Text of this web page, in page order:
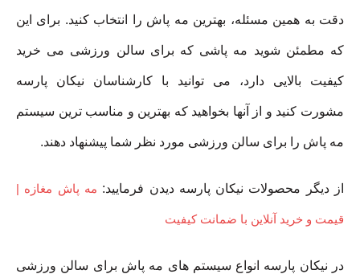
دقت به همین مسئله، بهترین مه پاش را انتخاب کنید. برای این
که مطمئن شوید مه پاشی که برای سالن ورزشی می خرید
کیفیت بالایی دارد، می توانید با کارشناسان نیکان پارسه
مشورت کنید و از آنها بخواهید که بهترین و مناسب ترین سیستم
مه پاش را برای سالن ورزشی مورد نظر شما پیشنهاد دهند.
از دیگر محصولات نیکان پارسه دیدن فرمایید: مه پاش مغازه |
قیمت و خرید آنلاین با ضمانت کیفیت
در نیکان پارسه انواع سیستم های مه پاش برای سالن ورزشی